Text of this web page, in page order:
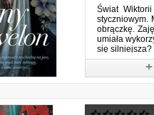
Świat
styczniowym.
obrączkę.
umiała
się silniejsza?
Tymczasem